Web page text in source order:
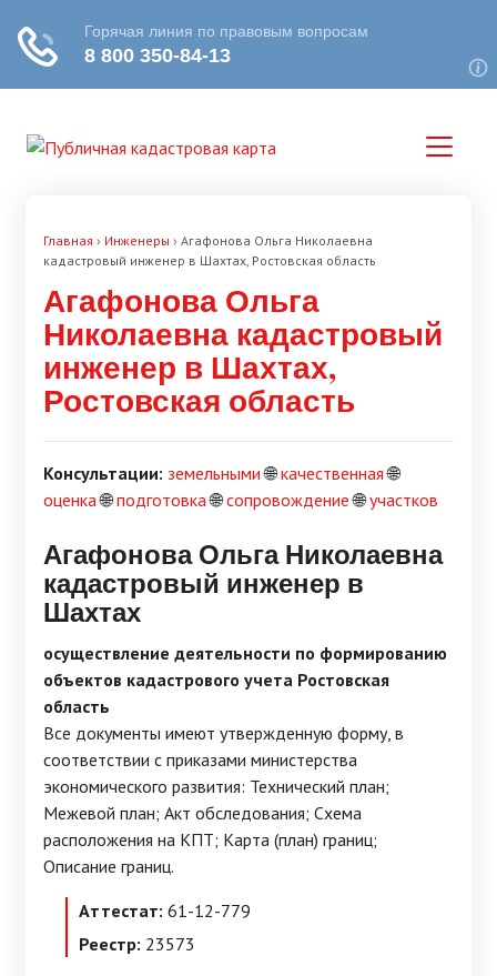
Главная › Инженеры › Агафонова Ольга Николаевна
кадастровый инженер в Шахтах, Ростовская область
Агафонова Ольга
Николаевна кадастровый
инженер в Шахтах,
Ростовская область
Консультации: земельными🌐качественная🌐
оценка🌐подготовка🌐сопровождение🌐участков
Агафонова Ольга Николаевна
кадастровый инженер в
Шахтах
осуществление деятельности по формированию
объектов кадастрового учета Ростовская
область
Все документы имеют утвержденную форму, в
соответствии с приказами министерства
экономического развития: Технический план;
Межевой план; Акт обследования; Схема
расположения на КПТ; Карта (план) границ;
Описание границ.
Аттестат: 61-12-779
Реестр: 23573